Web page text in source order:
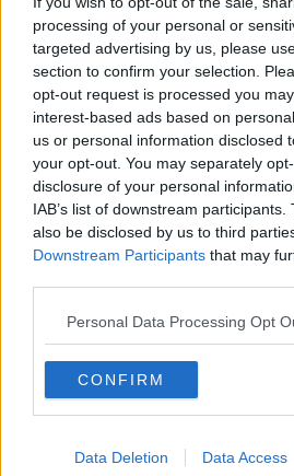
processing of your personal or
targeted advertising by us, please
section to confirm your selection.
opt-out request is processed you
interest-based ads based on
us or personal information disclosed
your opt-out. You may separately
disclosure of your personal
IAB’s list of downstream
also be disclosed by us to third
Downstream Participants that may
Personal Data Processing Opt
CONFIRM
Data Deletion Data Access
Il Presidente
​Il Giro
Insopportabile
​Mentre
Luana
​Ci vuole Fedez
​Cronaca di un vaccino annunciato
​Liberazione
Esternazioni
Vaxzevria
Nazionali
​Ricorrenze e celebrazioni
Marte
​I soliti noti
​Vaccine Easing
No profit
Dragonheart